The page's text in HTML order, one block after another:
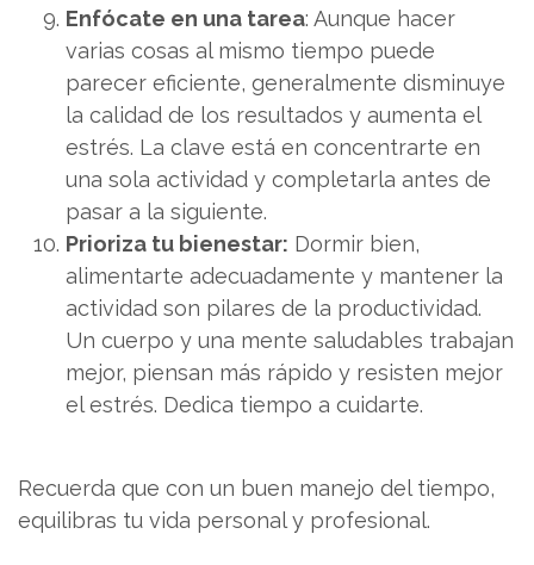
Enfócate en una tarea: Aunque hacer
varias cosas al mismo tiempo puede
parecer eficiente, generalmente disminuye
la calidad de los resultados y aumenta el
estrés. La clave está en concentrarte en
una sola actividad y completarla antes de
pasar a la siguiente.
Prioriza tu bienestar: Dormir bien,
alimentarte adecuadamente y mantener la
actividad son pilares de la productividad.
Un cuerpo y una mente saludables trabajan
mejor, piensan más rápido y resisten mejor
el estrés. Dedica tiempo a cuidarte.
Recuerda que con un buen manejo del tiempo,
equilibras tu vida personal y profesional.